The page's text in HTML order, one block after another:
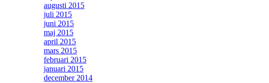
augusti 2015
juli 2015
juni 2015
maj 2015
april 2015
mars 2015
februari 2015
januari 2015
december 2014